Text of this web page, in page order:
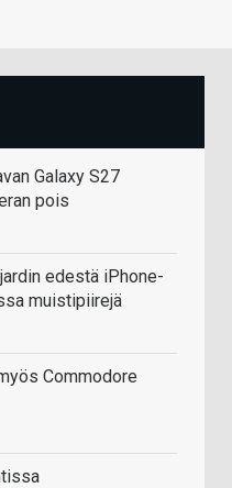
Galaxy S27
pois
edestä iPhone-
muistipiirejä
Commodore